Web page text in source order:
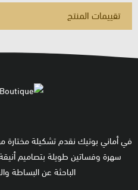
تقييمات المنتج
في أماني بوتيك نقدم تشكيلة مختارة من
سهرة وفساتين طويلة بتصاميم
الباحثة عن البساطة